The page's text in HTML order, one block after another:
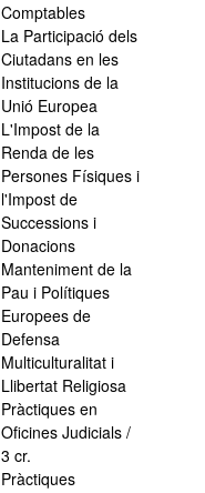
Comptables
La Participació dels
Ciutadans en les
Institucions de la
Unió Europea
L'Impost de la
Renda de les
Persones Físiques i
l'Impost de
Successions i
Donacions
Manteniment de la
Pau i Polítiques
Europees de
Defensa
Multiculturalitat i
Llibertat Religiosa
Pràctiques en
Oficines Judicials /
3 cr.
Pràctiques